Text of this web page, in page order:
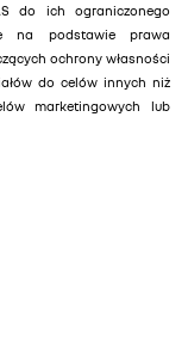
do ich ograniczonego
na podstawie prawa
ochrony własności
do celów innych niż
marketingowych lub